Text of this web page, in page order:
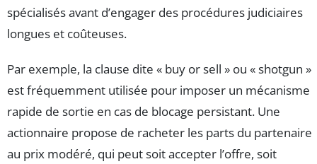
spécialisés avant d’engager des procédures judiciaires
longues et coûteuses.
Par exemple, la clause dite « buy or sell » ou « shotgun »
est fréquemment utilisée pour imposer un mécanisme
rapide de sortie en cas de blocage persistant. Une
actionnaire propose de racheter les parts du partenaire
au prix modéré, qui peut soit accepter l’offre, soit